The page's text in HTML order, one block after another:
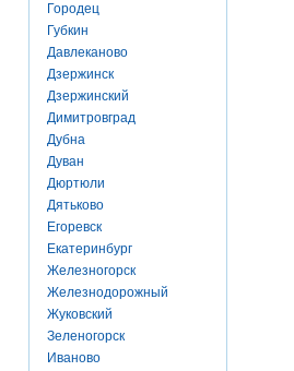
Городец
Губкин
Давлеканово
Дзержинск
Дзержинский
Димитровград
Дубна
Дуван
Дюртюли
Дятьково
Егоревск
Екатеринбург
Железногорск
Железнодорожный
Жуковский
Зеленогорск
Иваново